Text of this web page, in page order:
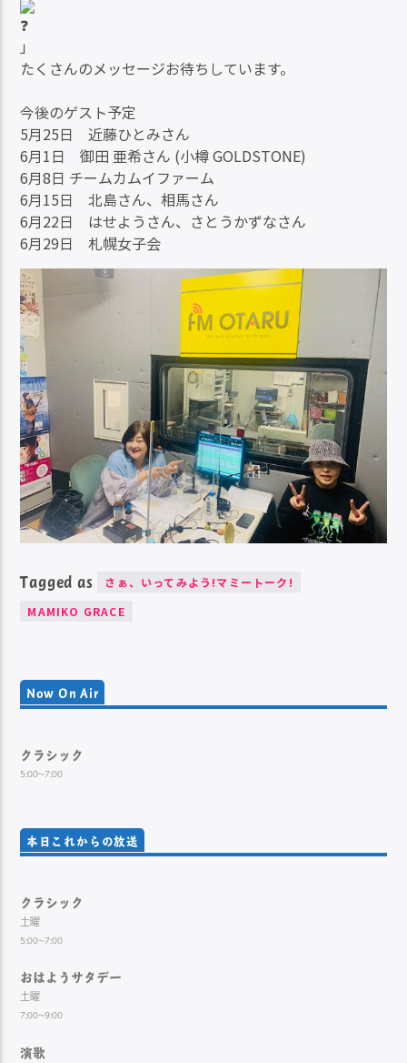
」
たくさんのメッセージお待ちしています。
今後のゲスト予定
5月25日 近藤ひとみさん
6月1日 御田 亜希さん (小樽 GOLDSTONE)
6月8日 チームカムイファーム
6月15日 北島さん、相馬さん
6月22日 はせようさん、さとうかずなさん
6月29日 札幌女子会
Tagged as
さぁ、いってみよう!マミートーク!
MAMIKO GRACE
Now On Air
クラシック
5:00~7:00
本日これからの放送
クラシック
土曜
5:00~7:00
おはようサタデー
土曜
7:00~9:00
演歌